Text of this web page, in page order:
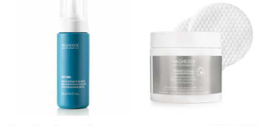
ΕΥΡΟΣ ΤΙΜΩΝ
60 €
50
On sale
Κατηγορίες προϊόντων